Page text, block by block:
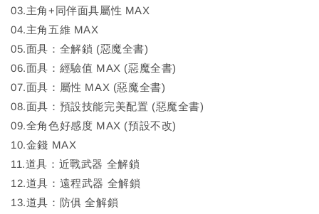
03.主角+同伴面具屬性 MAX
04.主角五維 MAX
05.面具：全解鎖 (惡魔全書)
06.面具：經驗值 MAX (惡魔全書)
07.面具：屬性 MAX (惡魔全書)
08.面具：預設技能完美配置 (惡魔全書)
09.全角色好感度 MAX (預設不改)
10.金錢 MAX
11.道具：近戰武器 全解鎖
12.道具：遠程武器 全解鎖
13.道具：防俱 全解鎖